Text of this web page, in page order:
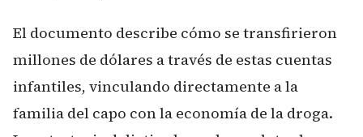
El documento describe cómo se transfirieron
millones de dólares a través de estas cuentas
infantiles, vinculando directamente a la
familia del capo con la economía de la droga.